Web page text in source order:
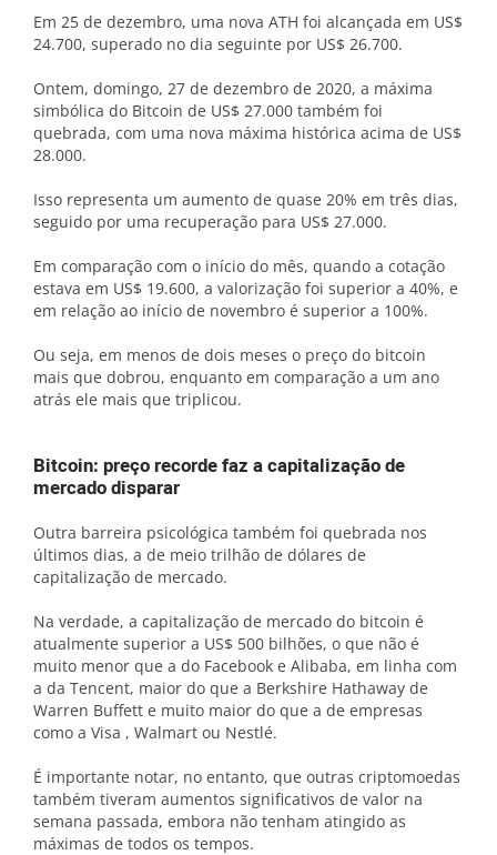
Em 25 de dezembro, uma nova ATH foi alcançada em US$
24.700, superado no dia seguinte por US$ 26.700.
Ontem, domingo, 27 de dezembro de 2020, a máxima
simbólica do Bitcoin de US$ 27.000 também foi
quebrada, com uma nova máxima histórica acima de US$
28.000.
Isso representa um aumento de quase 20% em três dias,
seguido por uma recuperação para US$ 27.000.
Em comparação com o início do mês, quando a cotação
estava em US$ 19.600, a valorização foi superior a 40%, e
em relação ao início de novembro é superior a 100%.
Ou seja, em menos de dois meses o preço do bitcoin
mais que dobrou, enquanto em comparação a um ano
atrás ele mais que triplicou.
Bitcoin: preço recorde faz a capitalização de
mercado disparar
Outra barreira psicológica também foi quebrada nos
últimos dias, a de meio trilhão de dólares de
capitalização de mercado.
Na verdade, a capitalização de mercado do bitcoin é
atualmente superior a US$ 500 bilhões, o que não é
muito menor que a do Facebook e Alibaba, em linha com
a da Tencent, maior do que a Berkshire Hathaway de
Warren Buffett e muito maior do que a de empresas
como a Visa , Walmart ou Nestlé.
É importante notar, no entanto, que outras criptomoedas
também tiveram aumentos significativos de valor na
semana passada, embora não tenham atingido as
máximas de todos os tempos.